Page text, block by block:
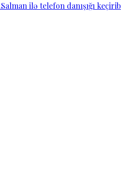
ilə telefon danışığı keçirib